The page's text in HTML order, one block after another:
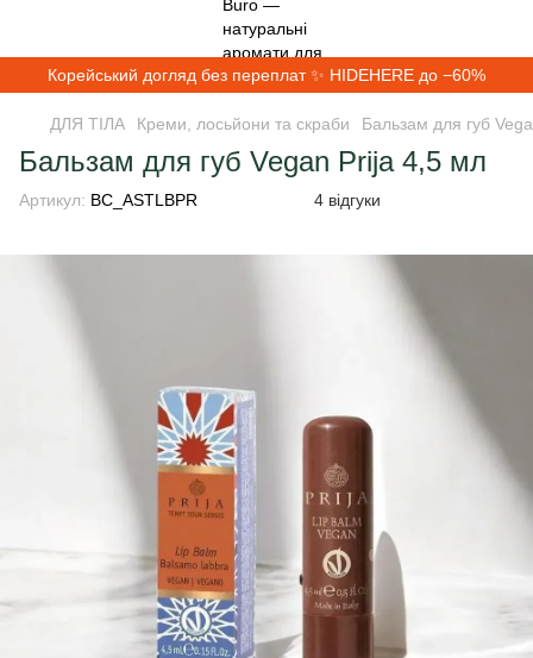
Корейський догляд без переплат ✨ HIDEHERE до −60%
ДЛЯ ТІЛА Креми, лосьйони та скраби Бальзам для губ
Бальзам для губ Vegan Prija 4,5 мл
Артикул: BC_ASTLBPR 4 відгуки